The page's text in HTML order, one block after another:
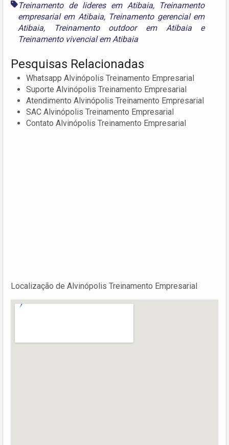
Treinamento de lideres em Atibaia,
Treinamento
empresarial em Atibaia, Treinamento gerencial em
Atibaia, Treinamento outdoor em Atibaiae
Treinamento vivencial em Atibaia
Pesquisas Relacionadas
Whatsapp Alvinópolis Treinamento Empresarial
Suporte Alvinópolis Treinamento Empresarial
Atendimento Alvinópolis Treinamento Empresarial
SAC Alvinópolis Treinamento Empresarial
Contato Alvinópolis Treinamento Empresarial
Localização de Alvinópolis Treinamento Empresarial